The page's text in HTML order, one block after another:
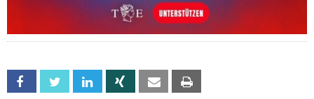
Facebook Twitter Linkedin Xing Email